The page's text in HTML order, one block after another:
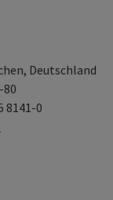
Deutschland
80
8141-0